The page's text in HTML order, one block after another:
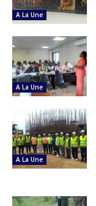
A La Une
A La Une
A La Une